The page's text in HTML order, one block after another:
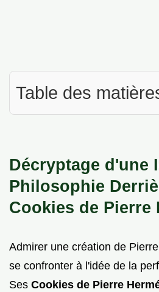
Table des
Décryptage d'une
Philosophie
Cookies de Pierre
Admirer une création de
se confronter à l'idée de la
Ses Cookies de Pierre